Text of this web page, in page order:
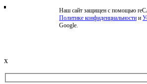
Beschwerde einreichen
Наш сайт защищен с помощью
Политике конфиденциальности и
Google.
x